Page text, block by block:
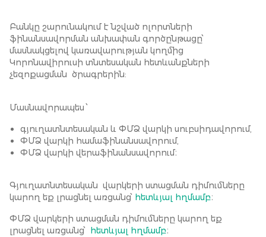
Բանկը շարունակում է նշված ոլորտների
ֆինանսավորման անխափան գործընթացը՝
մասնակցելով կառավարության կողմից
Կորոնավիրուսի տնտեսական հետևանքների
չեզոքացման ծրագրերին:
Մասնավորապես ՝
գյուղատնտեսական և ՓՄՁ վարկի սուբսիդավորում,
ՓՄՁ վարկի համաֆինանսավորում,
ՓՄՁ վարկի վերաֆինանսավորում։
Գյուղատնտեսական վարկերի ստացման դիմումները
կարող եք լրացնել առցանց՝ հետևյալ հղմամբ։
ՓՄՁ վարկերի ստացման դիմումները կարող եք
լրացնել առցանց՝
հետևյալ հղմամբ։